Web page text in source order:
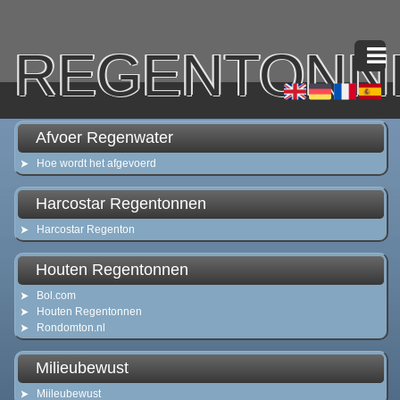
Afvoer Regenwater
Hoe wordt het afgevoerd
Harcostar Regentonnen
Harcostar Regenton
Houten Regentonnen
Bol.com
Houten Regentonnen
Rondomton.nl
Milieubewust
Miileubewust